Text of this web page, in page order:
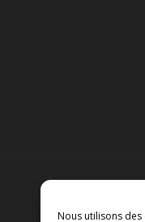
Nous utilisons